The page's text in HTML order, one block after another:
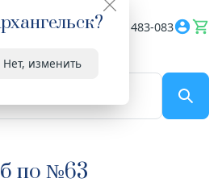
?
Нет, изменить
8182 483-083
по №63